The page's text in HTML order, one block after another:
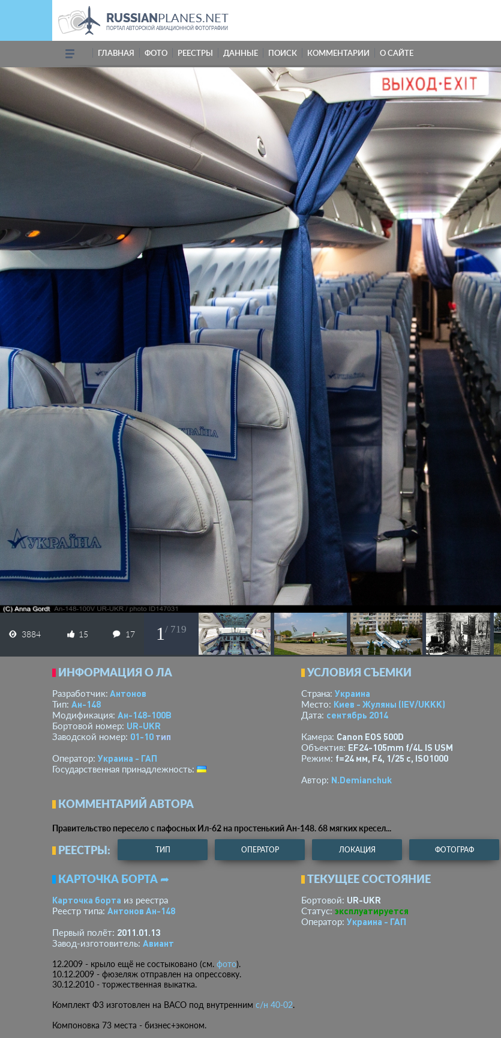
RUSSIANPLANES.NET
ПОРТАЛ АВТОРСКОЙ АВИАЦИОННОЙ ФОТОГРАФИИ
ГЛАВНАЯ ФОТО РЕЕСТРЫ ДАННЫЕ ПОИСК КОММЕНТАРИИ О САЙТЕ
3884 15 17 1 / 719
ИНФОРМАЦИЯ О ЛА
Разработчик: Антонов
Тип: Ан-148
Модификация: Ан-148-100В
Бортовой номер: UR-UKR
Заводской номер: 01-10 тип
Оператор: Украина - ГАП
Государственная принадлежность:
УСЛОВИЯ СЪЕМКИ
Страна: Украина
Место: Киев - Жуляны (IEV/UKKK)
Дата: сентябрь 2014
Камера: Canon EOS 500D
Объектив: EF24-105mm f/4L IS USM
Режим: f=24 мм, F4, 1/25 с, ISO1000
Автор: N.Demianchuk
КОММЕНТАРИЙ АВТОРА
Правительство пересело с пафосных Ил-62 на простенький Ан-148. 68 мягких кресел...
РЕЕСТРЫ: ТИП ОПЕРАТОР ЛОКАЦИЯ ФОТОГРАФ
КАРТОЧКА БОРТА ➦
Карточка борта из реестра
Реестр типа: Антонов Ан-148
Первый полёт: 2011.01.13
Завод-изготовитель: Авиант
ТЕКУЩЕЕ СОСТОЯНИЕ
Бортовой: UR-UKR
Статус: эксплуатируется
Оператор: Украина - ГАП
12.2009 - крыло ещё не состыковано (см. фото).
10.12.2009 - фюзеляж отправлен на опрессовку.
30.12.2010 - торжественная выкатка.
Комплект Ф3 изготовлен на ВАСО под внутренним с/н 40-02.
Компоновка 73 места - бизнес+эконом.